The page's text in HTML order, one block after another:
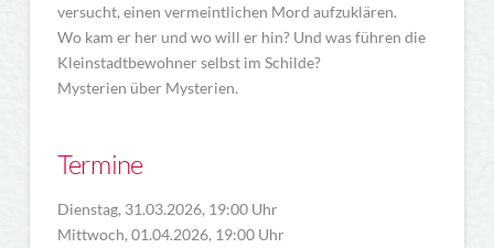
versucht, einen vermeintlichen Mord aufzuklären.
Wo kam er her und wo will er hin? Und was führen die
Kleinstadtbewohner selbst im Schilde?
Mysterien über Mysterien.
Termine
Dienstag, 31.03.2026, 19:00 Uhr
Mittwoch, 01.04.2026, 19:00 Uhr